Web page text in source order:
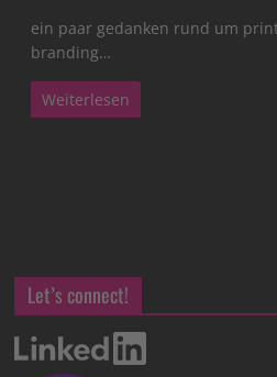
ein paar gedanken rund um
branding…
Weiterlesen
Let’s connect!